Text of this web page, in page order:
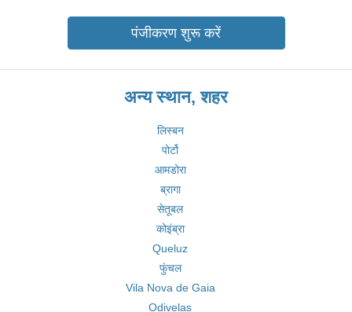
पंजीकरण शुरू करें
अन्य स्थान, शहर
लिस्बन
पोर्टो
आमडोरा
ब्रागा
सेतूबल
कोइंब्रा
Queluz
फुंचल
Vila Nova de Gaia
Odivelas